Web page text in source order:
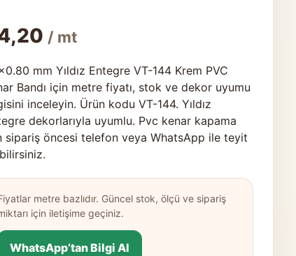
/ mt
mm Yıldız Entegre VT-144 Krem PVC
Bandı için metre fiyatı, stok ve dekor uyumu
inceleyin. Ürün kodu VT-144. Yıldız
dekorlarıyla uyumlu. Pvc kenar kapama
sipariş öncesi telefon veya WhatsApp ile teyit
metre bazlıdır. Güncel stok, ölçü ve sipariş
için iletişime geçiniz.
WhatsApp’tan Bilgi Al